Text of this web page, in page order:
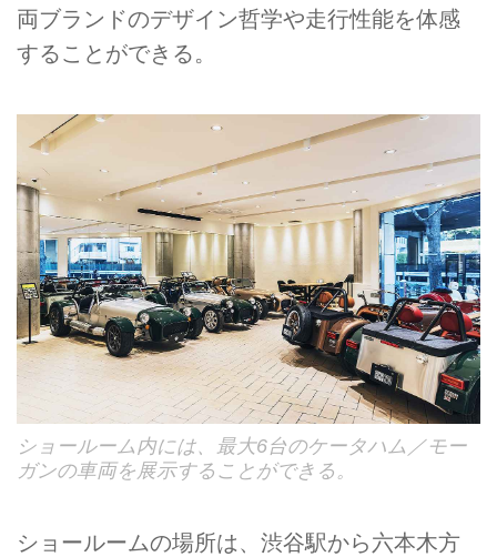
両ブランドのデザイン哲学や走行性能を体感
することができる。
ショールーム内には、最大6台のケータハム／モー
ガンの車両を展示することができる。
ショールームの場所は、渋谷駅から六本木方